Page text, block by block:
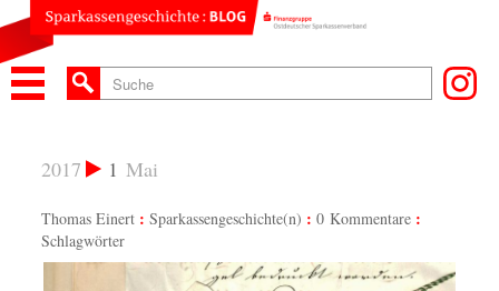
1 Mai
2017
Thomas Einert Sparkassengeschichte(n)
0 Kommentare
Schlagwörter